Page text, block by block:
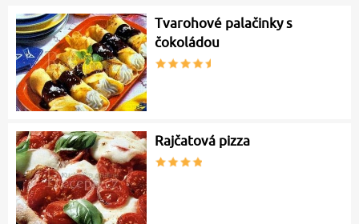
Tvarohové palačinky s
čokoládou
Rajčatová pizza